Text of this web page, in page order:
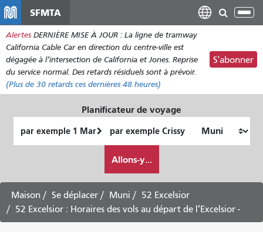
contenu
principal
SFMTA
Alertes DERNIÈRE MISE À JOUR : La ligne de tramway
California Cable Car en direction du centre-ville est
dégagée à l’intersection de California et Jones. Reprise
du service normal. Des retards résiduels sont à prévoir.
(Plus de 30 retards ces dernières 48 heures)
S'abonner
Planificateur de voyage
de
final
je
veux
voyager
Allons-y...
Maison Se déplacer Muni
52 Excelsior
52 Excelsior : Horaires des vols au départ de l’Excelsior -